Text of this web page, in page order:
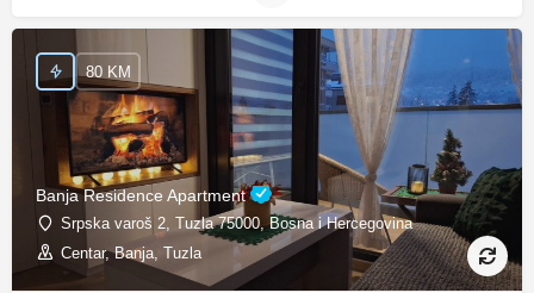
Banja Residence Apartment
Srpska varoš 2, Tuzla 75000, Bosna i Hercegovina
Centar, Banja, Tuzla
80 KM